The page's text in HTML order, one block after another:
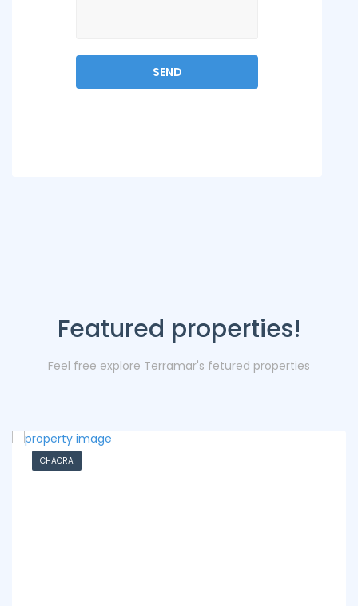
Featured properties!
Feel free explore Terramar's fetured properties
CHACRA